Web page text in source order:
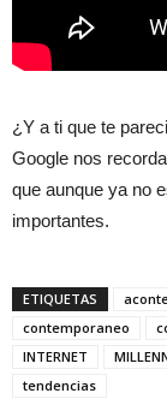
¿Y a ti que te
Google nos
que aunque ya no
importantes.
ETIQUETAS
contemporaneo
INTERNET
tendencias